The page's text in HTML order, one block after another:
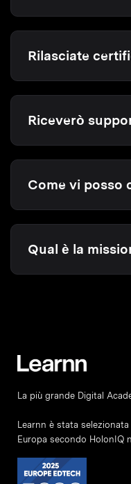
Rilasciate
Riceverò
Come vi posso
Qual è la
La più grande Digital
Learnn è stata
Europa secondo HolonIQ